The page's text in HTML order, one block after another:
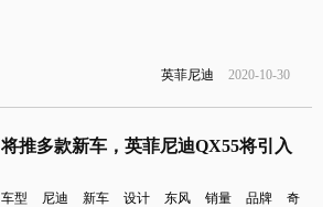
英菲尼迪 2020-10-30
将推多款新车，英菲尼迪QX55将引入
车型 尼迪 新车 设计 东风 销量 品牌
奇